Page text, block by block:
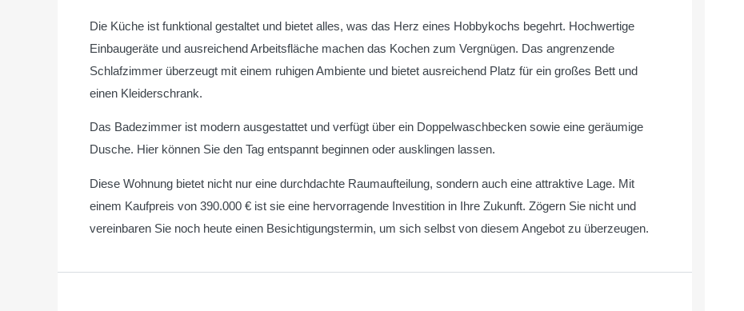
Die Küche ist funktional gestaltet und bietet alles, was das Herz eines Hobbykochs begehrt. Hochwertige
Einbaugeräte und ausreichend Arbeitsfläche machen das Kochen zum Vergnügen. Das angrenzende
Schlafzimmer überzeugt mit einem ruhigen Ambiente und bietet ausreichend Platz für ein großes Bett und
einen Kleiderschrank.
Das Badezimmer ist modern ausgestattet und verfügt über ein Doppelwaschbecken sowie eine geräumige
Dusche. Hier können Sie den Tag entspannt beginnen oder ausklingen lassen.
Diese Wohnung bietet nicht nur eine durchdachte Raumaufteilung, sondern auch eine attraktive Lage. Mit
einem Kaufpreis von 390.000 € ist sie eine hervorragende Investition in Ihre Zukunft. Zögern Sie nicht und
vereinbaren Sie noch heute einen Besichtigungstermin, um sich selbst von diesem Angebot zu überzeugen.